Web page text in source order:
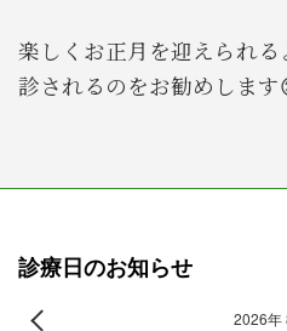
楽しくお正月を迎えられ
診されるのをお勧めします
診療日のお知らせ
2026年